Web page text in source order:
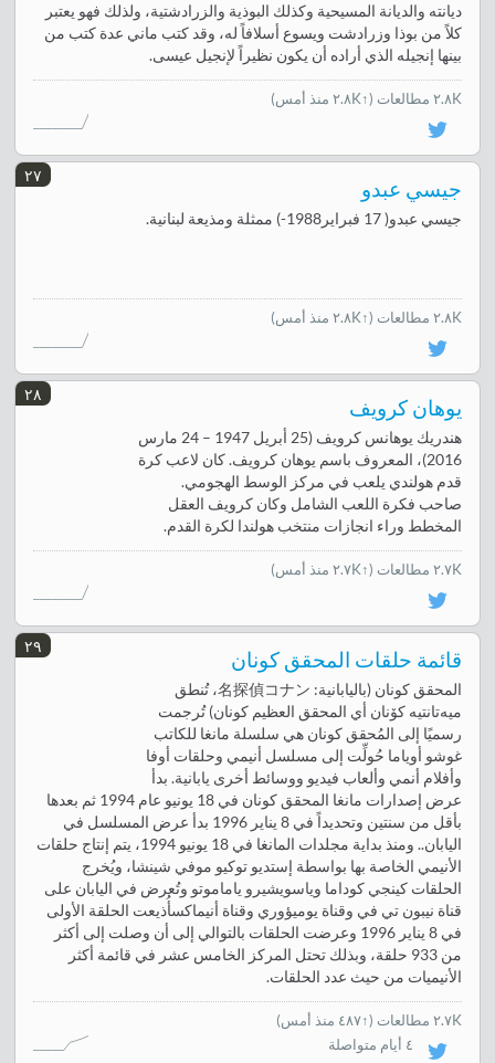
ديانته والديانة المسيحية وكذلك البوذية والزرادشتية، ولذلك فهو يعتبر
كلاً من بوذا وزرادشت ويسوع أسلافاً له، وقد كتب ماني عدة كتب من
بينها إنجيله الذي أراده أن يكون نظيراً لإنجيل عيسى.
٢.٨K مطالعات (↑٢.٨K منذ أمس)
٢٧
جيسي عبدو
جيسي عبدو( 17 فبراير1988-) ممثلة ومذيعة لبنانية.
٢.٨K مطالعات (↑٢.٨K منذ أمس)
٢٨
يوهان كرويف
هندريك يوهانس كرويف (25 أبريل 1947 – 24 مارس
2016)، المعروف باسم يوهان كرويف. كان لاعب كرة
قدم هولندي يلعب في مركز الوسط الهجومي.
صاحب فكرة اللعب الشامل وكان كرويف العقل
المخطط وراء انجازات منتخب هولندا لكرة القدم.
٢.٧K مطالعات (↑٢.٧K منذ أمس)
٢٩
قائمة حلقات المحقق كونان
المحقق كونان (باليابانية: 名探偵コナン، تُنطق
ميه‌‌تانتيه كۆنان أي المحقق العظيم كونان) تُرجمت
رسميًا إلى المُحقق كونان هي سلسلة مانغا للكاتب
غوشو أوياما حُولِّت إلى مسلسل أنيمي وحلقات أوفا
وأفلام أنمي وألعاب فيديو ووسائط أخرى يابانية. بدأ
عرض إصدارات مانغا المحقق كونان في 18 يونيو عام 1994 ثم بعدها
بأقل من سنتين وتحديداً في 8 يناير 1996 بدأ عرض المسلسل في
اليابان.. ومنذ بداية مجلدات المانغا في 18 يونيو 1994، يتم إنتاج حلقات
الأنيمي الخاصة بها بواسطة إستديو توكيو موفي شينشا، ويُخرج
الحلقات كينجي كوداما وياسويشيرو ياماموتو وتُعرض في اليابان على
قناة نيبون تي في وقناة يوميؤوري وقناة أنيماكسأُذيعت الحلقة الأولى
في 8 يناير 1996 وعرضت الحلقات بالتوالي إلى أن وصلت إلى أكثر
من 933 حلقة، وبذلك تحتل المركز الخامس عشر في قائمة أكثر
الأنيميات من حيث عدد الحلقات.
٢.٧K مطالعات (↑٤٨٧ منذ أمس
)
٤ أيام متواصلة